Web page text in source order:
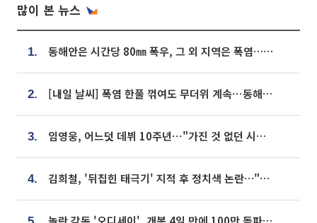
많이 본 뉴스
1. 동해안은 시간당 80㎜ 폭우, 그 외 지역은 폭염…‘극과 극 날씨’
2. [내일 날씨] 폭염 한풀 꺾여도 무더위 계속⋯동해안 이틀 연속 비
3. 임영웅, 어느덧 데뷔 10주년⋯"가진 것 없던 시절, 내 앞엔 20명의 팬뿐"
4. 김희철, '뒤집힌 태극기' 지적 후 정치색 논란…"좌우 떠나 우리나라 국기"